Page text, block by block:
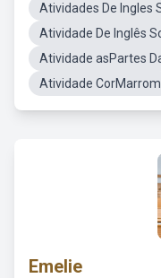
Atividades De Ingles
Atividade De Inglês
Atividade asPartes
Atividade CorMarrom
Emelie